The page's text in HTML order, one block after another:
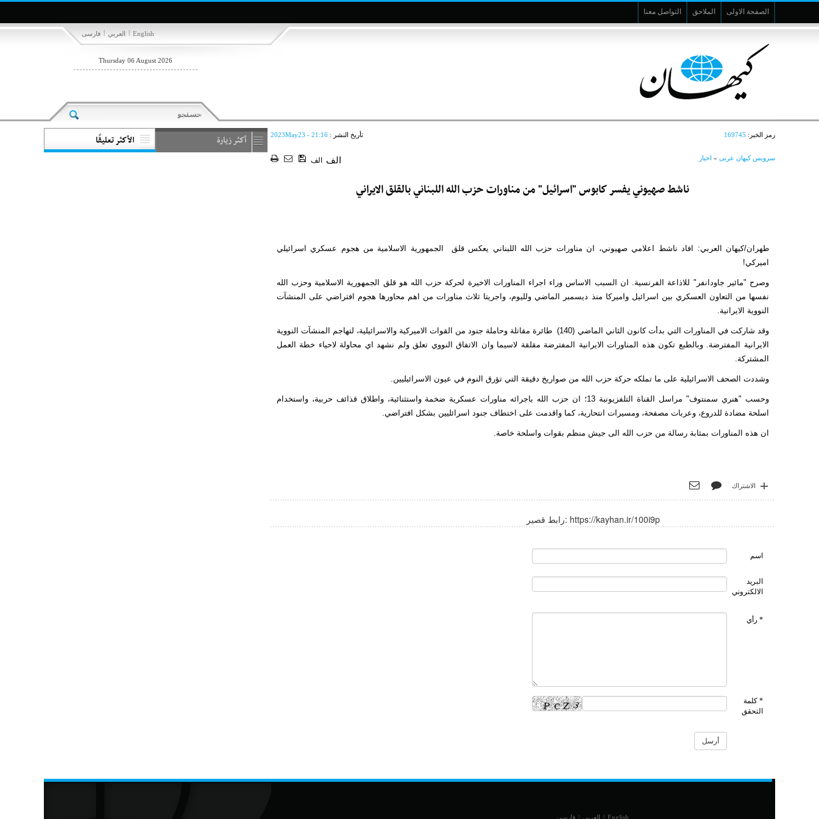
الصفحة الاولى الملاحق التواصل معنا
فارسی | العربي | English
Thursday 06 August 2026
رمز الخبر: 169745 تأريخ النشر :2023May23 - 21:16
سرویس کیهان عربی » اخبار الف الف
ناشط صهيوني يفسر كابوس "اسرائيل" من مناورات حزب الله اللبناني بالقلق الايراني
طهران/كيهان العربي: افاد ناشط اعلامي صهيوني، ان مناورات حزب الله اللبناني يعكس قلق الجمهورية الاسلامية من هجوم عسكري اسرائيلي
اميركي!
وصرح "مائير جاودانفر" للاذاعة الفرنسية. ان السبب الاساس وراء اجراء المناورات الاخيرة لحركة حزب الله هو قلق الجمهورية الاسلامية وحزب الله
نفسها من التعاون العسكري بين اسرائيل واميركا منذ ديسمبر الماضي ولليوم، واجريتا ثلاث مناورات من اهم محاورها هجوم افتراضي على المنشآت
النووية الايرانية.
وقد شاركت في المناورات التي بدأت كانون الثاني الماضي (140) طائرة مقاتلة وحاملة جنود من القوات الاميركية والاسرائيلية، لتهاجم المنشآت النووية
الايرانية المفترضة. وبالطبع تكون هذه المناورات الايرانية المفترضة مقلقة لاسيما وان الاتفاق النووي تعلق ولم نشهد اي محاولة لاحياء خطة العمل
المشتركة.
وشددت الصحف الاسرائيلية على ما تملكه حركة حزب الله من صواريخ دقيقة التي تؤرق النوم في عيون الاسرائيليين.
وحسب "هنري سمنتوف" مراسل القناة التلفزيونية 13؛ ان حزب الله باجرائه مناورات عسكرية ضخمة واستثنائية، واطلاق قذائف حربية، واستخدام
اسلحة مضادة للدروع، وعربات مصفحة، ومسيرات انتحارية، كما واقدمت على اختطاف جنود اسرائليين بشكل افتراضي.
ان هذه المناورات بمثابة رسالة من حزب الله الى جيش منظم بقوات واسلحة خاصة.
الاشتراك
رابط قصير: https://kayhan.ir/100i9p
اسم
البريد
الالكتروني
* رأي
* كلمة
التحقق
أكثر زيارة الأكثر تعليقًا
English
| العربي | فارسی